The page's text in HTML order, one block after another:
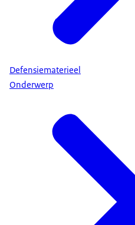
Defensiematerieel
Onderwerp